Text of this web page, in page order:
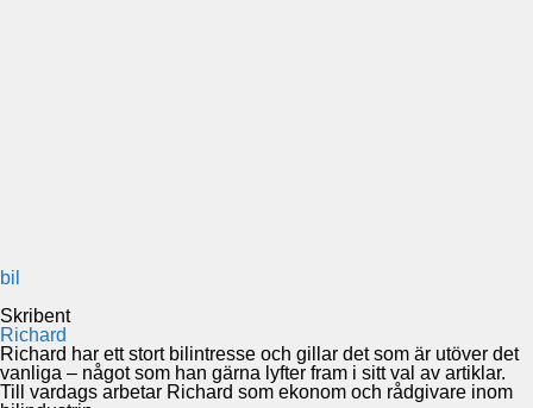
bil
Skribent
Richard
Richard har ett stort bilintresse och gillar det som är utöver det
vanliga – något som han gärna lyfter fram i sitt val av artiklar.
Till vardags arbetar Richard som ekonom och rådgivare inom